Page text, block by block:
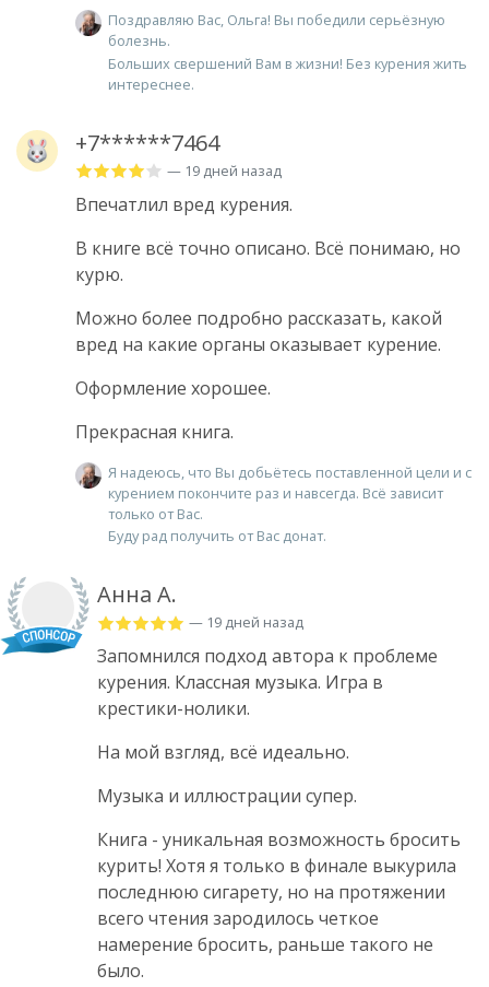
Поздравляю Вас, Ольга! Вы победили серьёзную
болезнь.
Больших свершений Вам в жизни! Без курения жить
интереснее.
+7******7464
— 19 дней назад
Впечатлил вред курения.
В книге всё точно описано. Всё понимаю, но
курю.
Можно более подробно рассказать, какой
вред на какие органы оказывает курение.
Оформление хорошее.
Прекрасная книга.
Я надеюсь, что Вы добьётесь поставленной цели и с
курением покончите раз и навсегда. Всё зависит
только от Вас.
Буду рад получить от Вас донат.
Анна А.
— 19 дней назад
Запомнился подход автора к проблеме
курения. Классная музыка. Игра в
крестики-нолики.
На мой взгляд, всё идеально.
Музыка и иллюстрации супер.
Книга - уникальная возможность бросить
курить! Хотя я только в финале выкурила
последнюю сигарету, но на протяжении
всего чтения зародилось четкое
намерение бросить, раньше такого не
было.